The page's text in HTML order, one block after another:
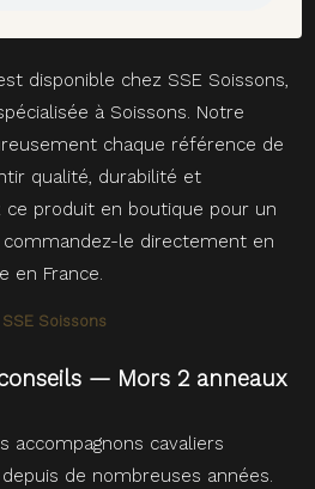
disponible chez SSE Soissons,
à Soissons. Notre
chaque référence de
qualité, durabilité et
ce produit en boutique pour un
commandez-le directement en
en France.
Soissons
— Mors 2 anneaux
accompagnons cavaliers
de nombreuses années.